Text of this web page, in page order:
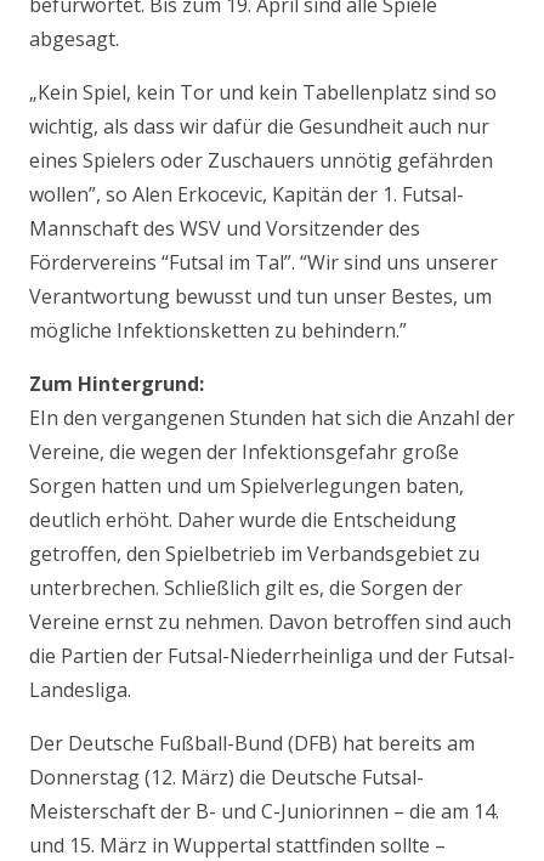
abgesagt.
„Kein Spiel, kein Tor und kein Tabellenplatz sind so
wichtig, als dass wir dafür die Gesundheit auch nur
eines Spielers oder Zuschauers unnötig gefährden
wollen”, so Alen Erkocevic, Kapitän der 1. Futsal-
Mannschaft des WSV und Vorsitzender des
Fördervereins “Futsal im Tal”. “Wir sind uns unserer
Verantwortung bewusst und tun unser Bestes, um
mögliche Infektionsketten zu behindern.”
Zum Hintergrund:
EIn den vergangenen Stunden hat sich die Anzahl der
Vereine, die wegen der Infektionsgefahr große
Sorgen hatten und um Spielverlegungen baten,
deutlich erhöht. Daher wurde die Entscheidung
getroffen, den Spielbetrieb im Verbandsgebiet zu
unterbrechen. Schließlich gilt es, die Sorgen der
Vereine ernst zu nehmen. Davon betroffen sind auch
die Partien der Futsal-Niederrheinliga und der Futsal-
Landesliga.
Der Deutsche Fußball-Bund (DFB) hat bereits am
Donnerstag (12. März) die Deutsche Futsal-
Meisterschaft der B- und C-Juniorinnen – die am 14.
und 15. März in Wuppertal stattfinden sollte –